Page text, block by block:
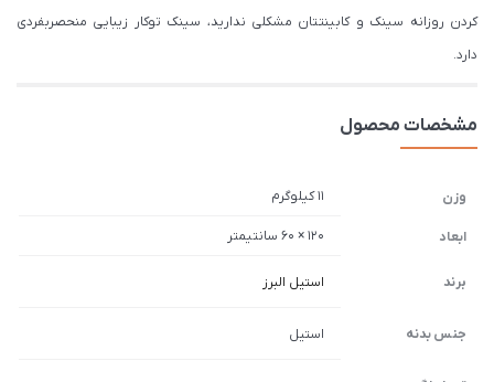
کردن روزانه سینک و کابینتتان مشکلی ندارید، سینک توکار زیبایی منحصربفردی
دارد.
مشخصات محصول
وزن 11 کیلوگرم
ابعاد 120 × 60 سانتیمتر
برند استیل البرز
جنس بدنه استیل